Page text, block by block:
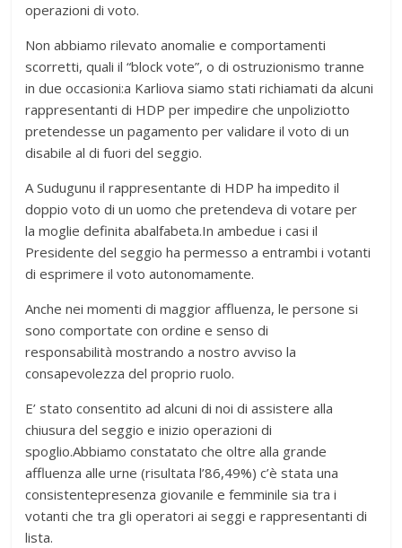
operazioni di voto.
Non abbiamo rilevato anomalie e comportamenti
scorretti, quali il “block vote”, o di ostruzionismo tranne
in due occasioni:a Karliova siamo stati richiamati da alcuni
rappresentanti di HDP per impedire che unpoliziotto
pretendesse un pagamento per validare il voto di un
disabile al di fuori del seggio.
A Sudugunu il rappresentante di HDP ha impedito il
doppio voto di un uomo che pretendeva di votare per
la moglie definita abalfabeta.In ambedue i casi il
Presidente del seggio ha permesso a entrambi i votanti
di esprimere il voto autonomamente.
Anche nei momenti di maggior affluenza, le persone si
sono comportate con ordine e senso di
responsabilità mostrando a nostro avviso la
consapevolezza del proprio ruolo.
E’ stato consentito ad alcuni di noi di assistere alla
chiusura del seggio e inizio operazioni di
spoglio.Abbiamo constatato che oltre alla grande
affluenza alle urne (risultata l’86,49%) c’è stata una
consistentepresenza giovanile e femminile sia tra i
votanti che tra gli operatori ai seggi e rappresentanti di
lista.